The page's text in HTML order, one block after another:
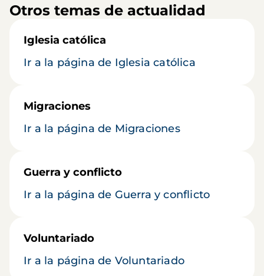
Otros temas de actualidad
Iglesia católica
Ir a la página de Iglesia católica
Migraciones
Ir a la página de Migraciones
Guerra y conflicto
Ir a la página de Guerra y conflicto
Voluntariado
Ir a la página de Voluntariado